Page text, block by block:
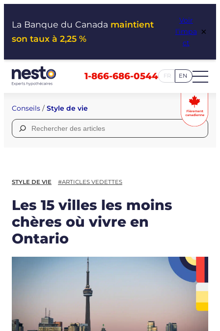
La Banque du Canada maintient
son taux à 2,25 %
Voir
l’impa
ct
×
1-866-686-0544 FR EN
Conseils / Style de vie
Rechercher :
STYLE DE VIE #ARTICLES VEDETTES
Les 15 villes les moins
chères où vivre en
Ontario